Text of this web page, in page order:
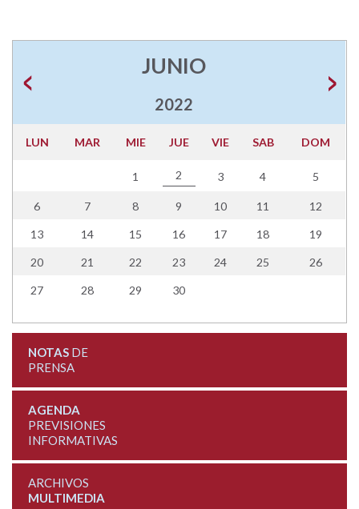
JUNIO
2022
LUN MAR MIE JUE VIE SAB DOM
1 2 3 4 5
6 7 8 9 10 11 12
13 14 15 16 17 18 19
20 21 22 23 24 25 26
27 28 29 30
NOTASDE
PRENSA
AGENDA
PREVISIONES
INFORMATIVAS
ARCHIVOS
MULTIMEDIA